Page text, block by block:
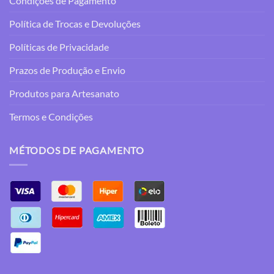
Política de Trocas e Devoluções
Políticas de Privacidade
Prazos de Produção e Envio
Produtos para Artesanato
Termos e Condições
MÉTODOS DE PAGAMENTO